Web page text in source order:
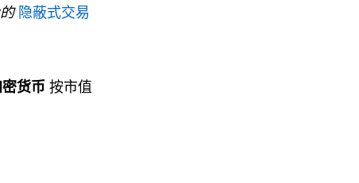
隐蔽式交易
货币 按市值